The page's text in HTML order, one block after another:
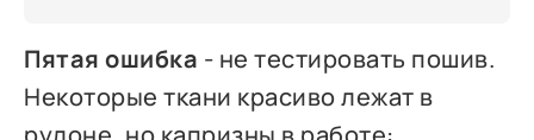
Пятая ошибка - не тестировать пошив.
Некоторые ткани красиво лежат в